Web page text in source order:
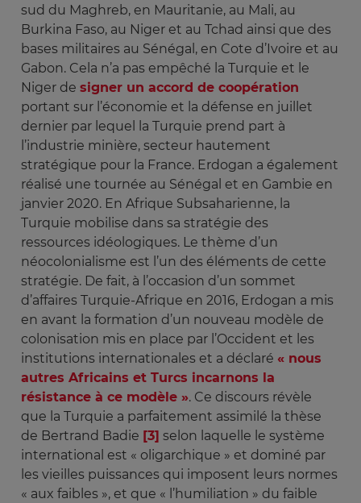
sud du Maghreb, en Mauritanie, au Mali, au
Burkina Faso, au Niger et au Tchad ainsi que des
bases militaires au Sénégal, en Cote d’Ivoire et au
Gabon. Cela n’a pas empêché la Turquie et le
Niger de signer un accord de coopération
portant sur l’économie et la défense en juillet
dernier par lequel la Turquie prend part à
l’industrie minière, secteur hautement
stratégique pour la France. Erdogan a également
réalisé une tournée au Sénégal et en Gambie en
janvier 2020. En Afrique Subsaharienne, la
Turquie mobilise dans sa stratégie des
ressources idéologiques. Le thème d’un
néocolonialisme est l’un des éléments de cette
stratégie. De fait, à l’occasion d’un sommet
d’affaires Turquie-Afrique en 2016, Erdogan a mis
en avant la formation d’un nouveau modèle de
colonisation mis en place par l’Occident et les
institutions internationales et a déclaré « nous
autres Africains et Turcs incarnons la
résistance à ce modèle ». Ce discours révèle
que la Turquie a parfaitement assimilé la thèse
de Bertrand Badie [3] selon laquelle le système
international est « oligarchique » et dominé par
les vieilles puissances qui imposent leurs normes
« aux faibles », et que « l’humiliation » du faible